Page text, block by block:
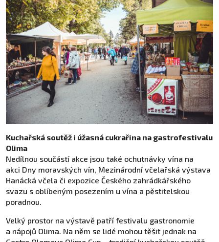
Kuchařská soutěž i úžasná cukrařina na gastrofestivalu
Olima
Nedílnou součástí akce jsou také ochutnávky vína na
akci Dny moravských vín, Mezinárodní včelařská výstava
Hanácká včela či expozice Českého zahrádkářského
svazu s oblíbeným posezením u vína a pěstitelskou
poradnou.
Velký prostor na výstavě patří festivalu gastronomie
a nápojů Olima. Na něm se lidé mohou těšit jednak na